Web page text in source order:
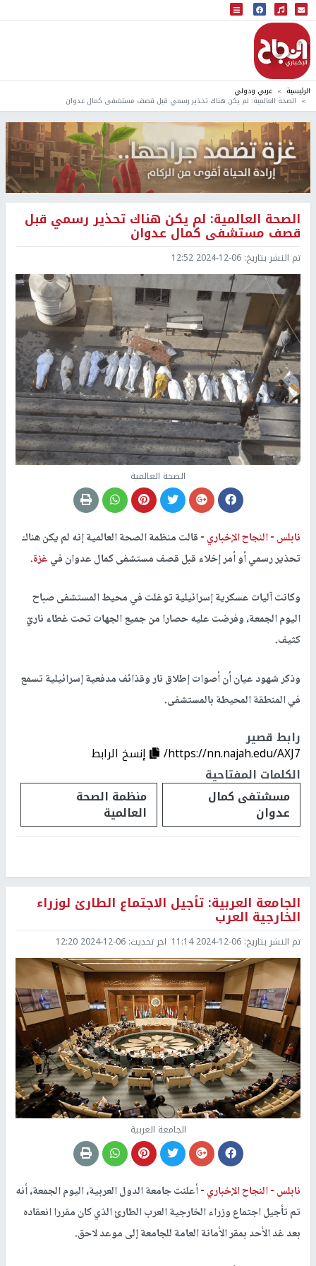
البث المباشر
إذاعة النجاح
الرئيسية عربي ودولي
الصحة العالمية: لم يكن هناك تحذير رسمي قبل قصف مستشفى كمال عدوان
الصحة العالمية: لم يكن هناك تحذير رسمي قبل
قصف مستشفى كمال عدوان
تم النشر بتاريخ: 2024-12-06 12:52
الصحة العالمية
نابلس -النجاح الإخباري -قالت منظمة الصحة العالمية إنه لم يكن هناك
تحذير رسمي أو أمر إخلاء قبل قصف مستشفى كمال عدوان فيغزة.
وكانت آليات عسكرية إسرائيلية توغلت في محيط المستشفى صباح
اليوم الجمعة، وفرضت عليه حصارا من جميع الجهات تحت غطاء ناريّ
كثيف.
وذكر شهود عيان أن أصوات إطلاق نار وقذائف مدفعية إسرائيلية تسمع
في المنطقة المحيطة بالمستشفى.
رابط قصير
https://nn.najah.edu/AXJ7/
إنسخ الرابط
الكلمات المفتاحية
مسشتفى كمال
عدوان
منظمة الصحة
العالمية
الجامعة العربية: تأجيل الاجتماع الطارئ لوزراء
الخارجية العرب
تم النشر بتاريخ: 2024-12-06 11:14 اخر تحديث: 2024-12-06 12:20
الجامعة العربية
نابلس -النجاح الإخباري -أعلنت جامعة الدول العربية، اليوم الجمعة، أنه
تم تأجيل اجتماع وزراء الخارجية العرب الطارئ الذي كان مقررا انعقاده
بعد غد الأحد بمقر الأمانة العامة للجامعة إلى موعد لاحق.